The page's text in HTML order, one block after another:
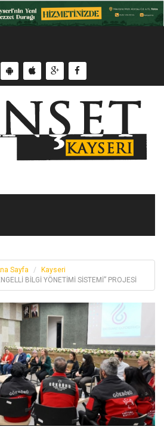
Sürdürülebilir Enerji Hamlesi
Sayfa
Kayseri
BİLGİ YÖNETİMİ SİSTEMİ” PROJESİ